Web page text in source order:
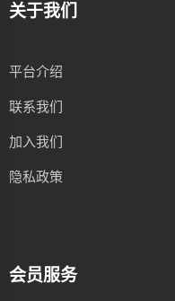
关于我们
平台介绍
联系我们
加入我们
隐私政策
会员服务